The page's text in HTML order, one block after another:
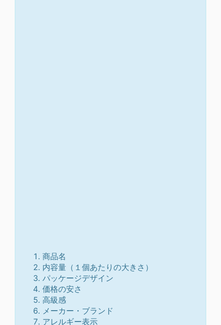
商品名
内容量（１個あたりの大きさ）
パッケージデザイン
価格の安さ
高級感
メーカー・ブランド
アレルギー表示